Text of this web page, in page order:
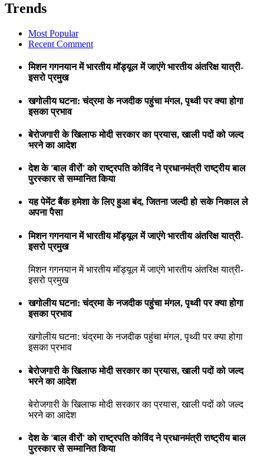
Trends
Most Popular
Recent Comment
मिशन गगनयान में भारतीय मॉड्यूल में जाएंगे भारतीय अंतरिक्ष यात्री-
इसरो प्रमुख
खगोलीय घटना: चंद्रमा के नजदीक पहुंचा मंगल, पृथ्वी पर क्या होगा
इसका प्रभाव
बेरोजगारी के खिलाफ मोदी सरकार का प्रयास, खाली पदों को जल्द
भरने का आदेश
देश के 'बाल वीरों' को राष्ट्रपति कोविंद ने प्रधानमंत्री राष्ट्रीय बाल
पुरस्कार से सम्मानित किया
यह पेमेंट बैंक हमेशा के लिए हुआ बंद, जितना जल्दी हो सके निकाल ले
अपना पैसा
मिशन गगनयान में भारतीय मॉड्यूल में जाएंगे भारतीय अंतरिक्ष यात्री-
इसरो प्रमुख
मिशन गगनयान में भारतीय मॉड्यूल में जाएंगे भारतीय अंतरिक्ष यात्री-
इसरो प्रमुख
खगोलीय घटना: चंद्रमा के नजदीक पहुंचा मंगल, पृथ्वी पर क्या होगा
इसका प्रभाव
खगोलीय घटना: चंद्रमा के नजदीक पहुंचा मंगल, पृथ्वी पर क्या होगा
इसका प्रभाव
बेरोजगारी के खिलाफ मोदी सरकार का प्रयास, खाली पदों को जल्द
भरने का आदेश
बेरोजगारी के खिलाफ मोदी सरकार का प्रयास, खाली पदों को जल्द
भरने का आदेश
देश के 'बाल वीरों' को राष्ट्रपति कोविंद ने प्रधानमंत्री राष्ट्रीय बाल
पुरस्कार से सम्मानित किया